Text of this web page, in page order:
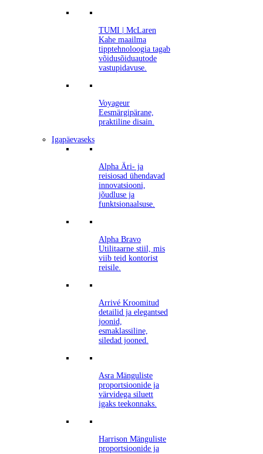
TUMI | McLaren
Kahe maailma
tipptehnoloogia tagab
võidusõiduautode
vastupidavuse.
Voyageur
Eesmärgipärane,
praktiline disain.
Igapäevaseks
Alpha Äri- ja
reisiosad ühendavad
innovatsiooni,
jõudluse ja
funktsionaalsuse.
Alpha Bravo
Utilitaarne stiil, mis
viib teid kontorist
reisile.
Arrivé Kroomitud
detailid ja elegantsed
joonid,
esmaklassiline,
siledad jooned.
Asra Mänguliste
proportsioonide ja
värvidega siluett
igaks teekonnaks.
Harrison Mänguliste
proportsioonide ja